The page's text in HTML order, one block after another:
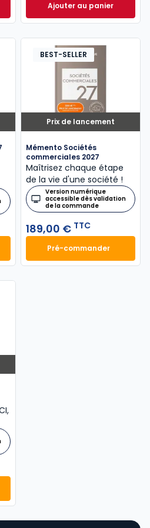
2026 à 215,00 € TTC
Ajouter au panier
Mémento Social
2027 à 199,00 € TTC
Prix de lancement
BEST-SELLER
Mémento Sociétés
commerciales 2027
Maîtrisez chaque étape
de la vie d'une société !
Version numérique
accessible dès validation
de la commande
189,00 € TTC
Pré-commander
Mémento
civiles 2027 à 164,00 € TTC